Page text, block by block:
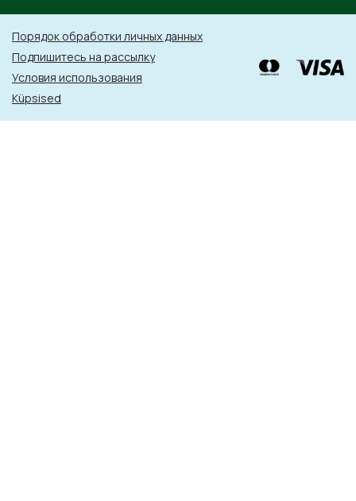
Порядок обработки личных данных
Подпишитесь на рассылку
Условия использования
Küpsised